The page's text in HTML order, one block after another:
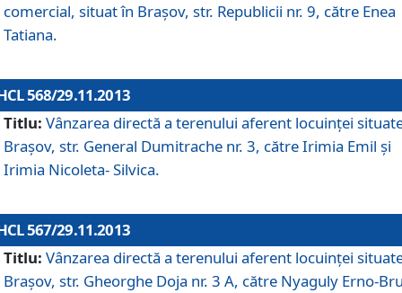
comercial, situat în Braşov, str. Republicii nr. 9, către Enea
Tatiana.
568/29.11.2013
Titlu: Vânzarea directă a terenului aferent locuinţei
Braşov, str. General Dumitrache nr. 3, către Irimia Emil şi
Irimia Nicoleta- Silvica.
567/29.11.2013
Titlu: Vânzarea directă a terenului aferent locuinţei
Braşov, str. Gheorghe Doja nr. 3 A, către Nyaguly Erno-